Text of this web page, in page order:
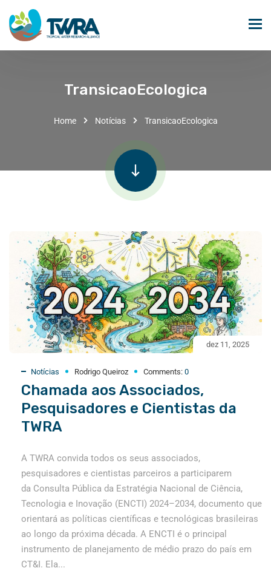
TransicaoEcologica
Home Notícias TransicaoEcologica
dez 11, 2025
Notícias Rodrigo Queiroz Comments: 0
Chamada aos Associados,
Pesquisadores e Cientistas da
TWRA
A TWRA convida todos os seus associados,
pesquisadores e cientistas parceiros a participarem
da Consulta Pública da Estratégia Nacional de Ciência,
Tecnologia e Inovação (ENCTI) 2024–2034, documento que
orientará as políticas científicas e tecnológicas brasileiras
ao longo da próxima década. A ENCTI é o principal
instrumento de planejamento de médio prazo do país em
CT&I. Ela...